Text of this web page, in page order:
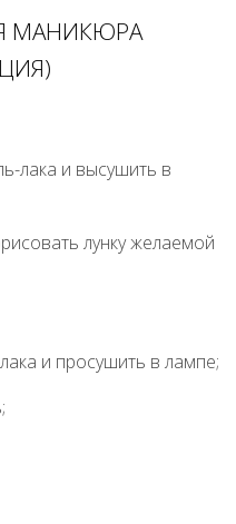
МАНИКЮРА
лака и высушить в
лунку желаемой
и просушить в лампе;